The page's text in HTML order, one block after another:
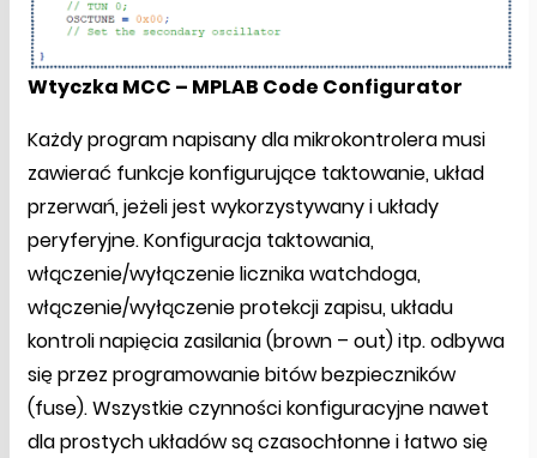
Wtyczka MCC – MPLAB Code Configurator
Każdy program napisany dla mikrokontrolera musi
zawierać funkcje konfigurujące taktowanie, układ
przerwań, jeżeli jest wykorzystywany i układy
peryferyjne. Konfiguracja taktowania,
włączenie/wyłączenie licznika watchdoga,
włączenie/wyłączenie protekcji zapisu, układu
kontroli napięcia zasilania (brown – out) itp. odbywa
się przez programowanie bitów bezpieczników
(fuse). Wszystkie czynności konfiguracyjne nawet
dla prostych układów są czasochłonne i łatwo się